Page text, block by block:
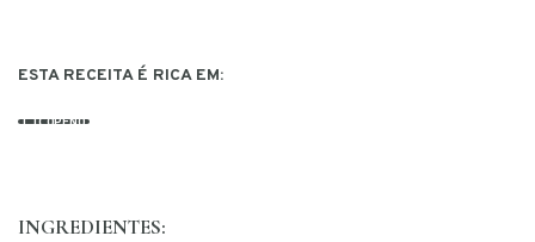
ESTA RECEITA É RICA EM:
LICOPENO
INGREDIENTES: